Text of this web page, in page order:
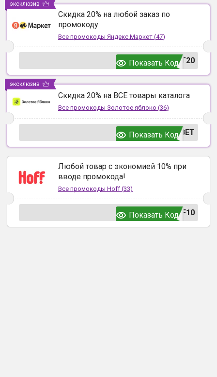
Скидка 20% на любой заказ по
промокоду
Все промокоды Яндекс.Маркет (47)
T20
Показать Код
эксклюзив
Скидка 20% на ВСЕ товары каталога
Все промокоды Золотое яблоко (36)
ВЕТ
Показать Код
эксклюзив
Любой товар с экономией 10% при
вводе промокода!
Все промокоды Hoff (33)
F10
Показать Код